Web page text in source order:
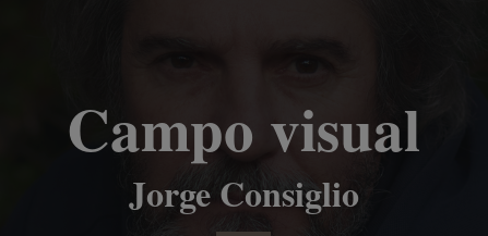
Campo visual
Jorge Consiglio